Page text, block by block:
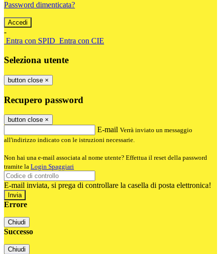
Password dimenticata?
-
Entra con SPID Entra con CIE
Seleziona utente
button close ×
Recupero password
button close ×
E-mail Verrà inviato un messaggio
all'indirizzo indicato con le istruzioni necessarie.
Non hai una e-mail associata al nome utente? Effettua il reset della password
tramite la Login Spaggiari
E-mail inviata, si prega di controllare la casella di posta elettronica!
Errore
Chiudi
Successo
Chiudi